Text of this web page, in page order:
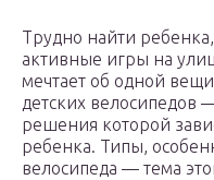
Трудно найти
активные игры на
мечтает об одной
детских велосипедов
решения которой
ребенка. Типы,
велосипеда — тема